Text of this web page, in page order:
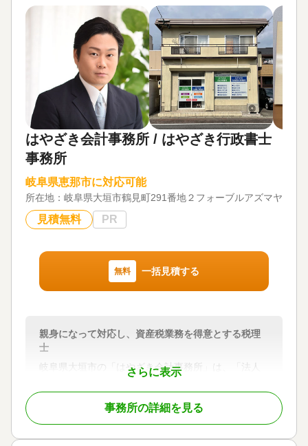
はやざき会計事務所 / はやざき行政書士
事務所
岐阜県恵那市に対応可能
所在地： 岐阜県大垣市鶴見町291番地２フォーブルアズマヤ店舗
見積無料 PR
無料 一括見積する
さらに表示
親身になって対応し、資産税業務を得意とする税理
士
岐阜県大垣市の「はやざき会計事務所」は、「法人
設立」「開業支援」「相続税申告」「クラウド会
計」に強い税理士事務所です。これから事業を始め
る方や法人設立して税理士をお探し中の方、税理士
変更を検討している方、クラウド会計に強い税理士
をお探しの方は、一度ご連絡ください。
事務所の詳細を見る